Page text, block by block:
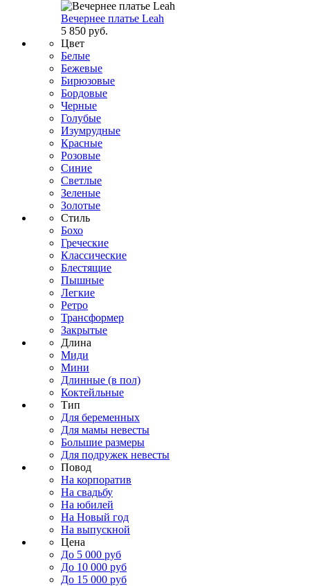
Вечернее платье Leah
5 850 руб.
Цвет
Белые
Бежевые
Бирюзовые
Бордовые
Черные
Голубые
Изумрудные
Красные
Розовые
Синие
Светлые
Зеленые
Золотые
Стиль
Бохо
Греческие
Классические
Блестящие
Пышные
Легкие
Ретро
Трансформер
Закрытые
Длина
Миди
Мини
Длинные (в пол)
Коктейльные
Тип
Для беременных
Для мамы невесты
Большие размеры
Для подружек невесты
Повод
На корпоратив
На свадьбу
На юбилей
На Новый год
На выпускной
Цена
До 5 000 руб
До 10 000 руб
До 15 000 руб